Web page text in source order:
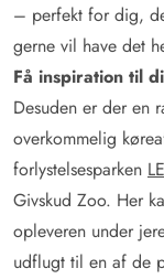
– perfekt for dig,
gerne vil have det
Få inspiration til
Desuden er der en
overkommelig
forlystelsesparken
Givskud Zoo. Her
opleveren under
udflugt til en af de